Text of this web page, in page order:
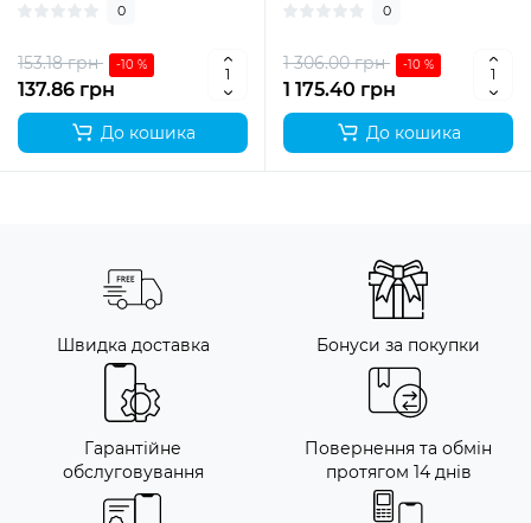
дозволяє підк..
0
153.18 грн -10 %
137.86 грн
До кошика
спеціально розроблений
0
1 306.00 грн -10 %
1 175.40 грн
До кошика
Швидка доставка Бонуси за покупки
Гарантійне
обслуговування
Повернення та обмін
протягом 14 днів